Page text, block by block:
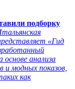
подборку
«Гид
анализа
и модных показов,
как